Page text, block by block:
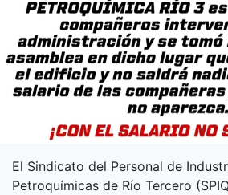
El Sindicato del Personal de
Petroquímicas de Río Tercero